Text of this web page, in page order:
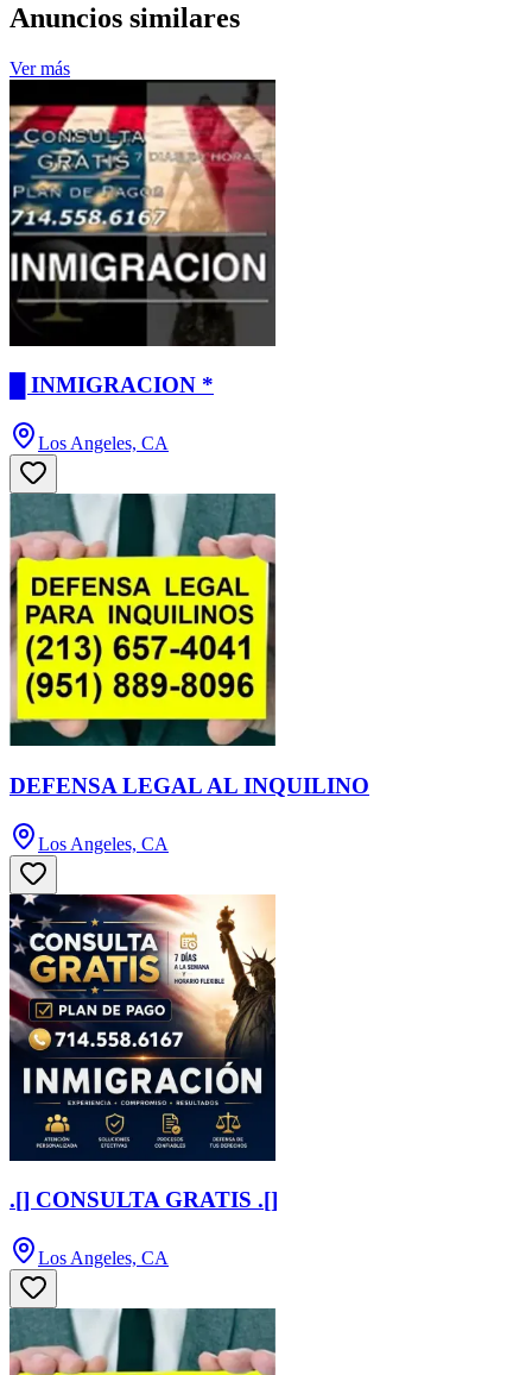
Anuncios similares
Ver más
█ INMIGRACION *
Los Angeles, CA
DEFENSA LEGAL AL INQUILINO
Los Angeles, CA
.[] CONSULTA GRATIS .[]
Los Angeles, CA